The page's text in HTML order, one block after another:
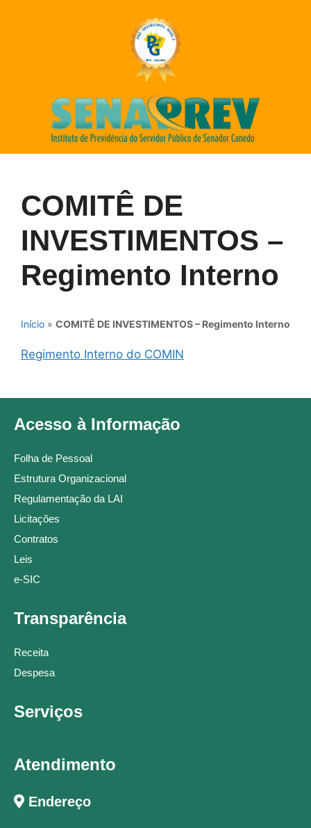
COMITÊ DE
INVESTIMENTOS –
Regimento Interno
Início » COMITÊ DE INVESTIMENTOS – Regimento Interno
Regimento Interno do COMIN
Acesso à Informação
Folha de Pessoal
Estrutura Organizacional
Regulamentação da LAI
Licitações
Contratos
Leis
e-SIC
Transparência
Receita
Despesa
Serviços
Atendimento
Endereço